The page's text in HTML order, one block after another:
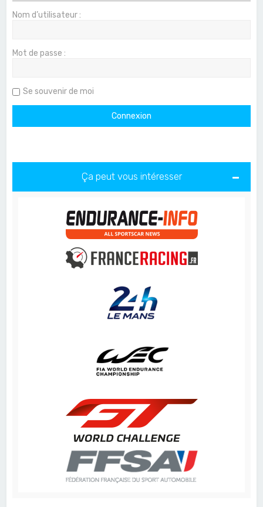
Nom d’utilisateur :
Mot de passe :
Se souvenir de moi
Ça peut vous intéresser